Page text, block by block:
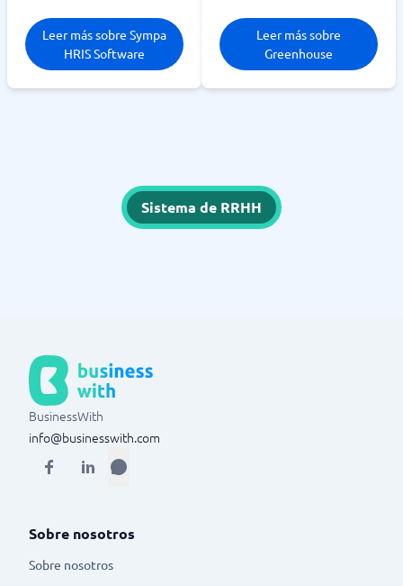
Leer más sobre Sympa
HRIS Software
Leer más sobre
Greenhouse
Sistema de RRHH
BusinessWith
info@businesswith.com
Sobre nosotros
Sobre nosotros